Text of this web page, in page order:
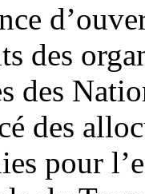
des
des
des
pour